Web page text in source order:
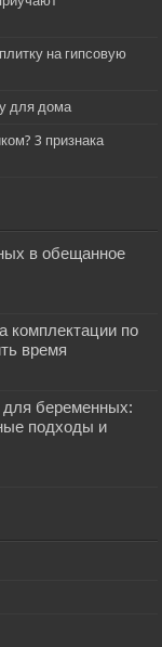
на гипсовую
для дома
3 признака
в обещанное
комплектации по
время
для беременных:
подходы и